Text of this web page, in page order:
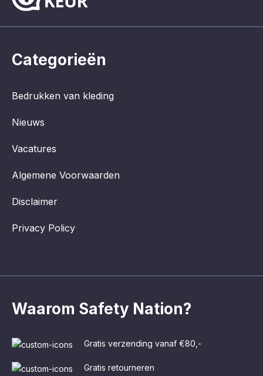
Waarom Safety Nation?
Gratis verzending vanaf €80,-
Gratis retourneren
Categorieën
Bedrukken van kleding
Nieuws
Vacatures
Algemene Voorwaarden
Disclaimer
Privacy Policy